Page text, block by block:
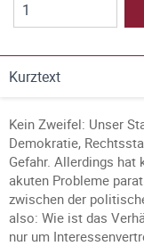
Kurztext
Kein Zweifel: Unser
Demokratie,
Gefahr. Allerdings hat
akuten Probleme
zwischen der
also: Wie ist das
nur um